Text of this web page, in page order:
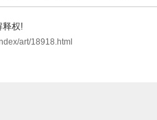
释权!
art/18918.html